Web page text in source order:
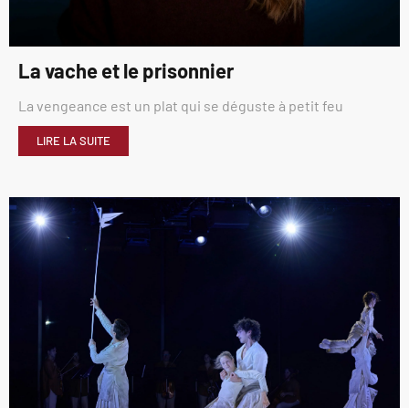
La vache et le prisonnier
La vengeance est un plat qui se déguste à petit feu
LIRE LA SUITE